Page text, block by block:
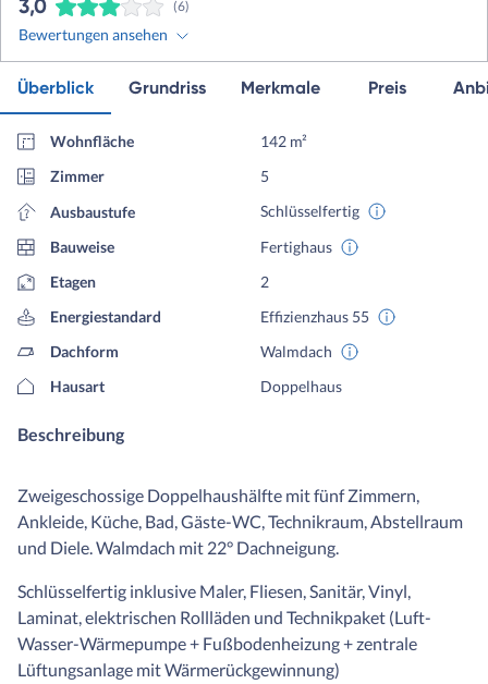
3,0 (6)
Bewertungen ansehen
Überblick Grundriss Merkmale Preis
Wohnfläche
142 m²
Zimmer
5
Ausbaustufe
Schlüsselfertig
Bauweise
Fertighaus
Etagen
2
Energiestandard
Effizienzhaus 55
Dachform
Walmdach
Hausart
Doppelhaus
Beschreibung
Zweigeschossige Doppelhaushälfte mit fünf Zimmern,
Ankleide, Küche, Bad, Gäste-WC, Technikraum, Abstellraum
und Diele. Walmdach mit 22° Dachneigung.
Schlüsselfertig inklusive Maler, Fliesen, Sanitär, Vinyl,
Laminat, elektrischen Rollläden und Technikpaket (Luft-
Wasser-Wärmepumpe + Fußbodenheizung + zentrale
Lüftungsanlage mit Wärmerückgewinnung)